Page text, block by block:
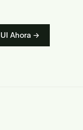
Ahora →